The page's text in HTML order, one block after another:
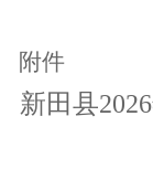
附件
新田县